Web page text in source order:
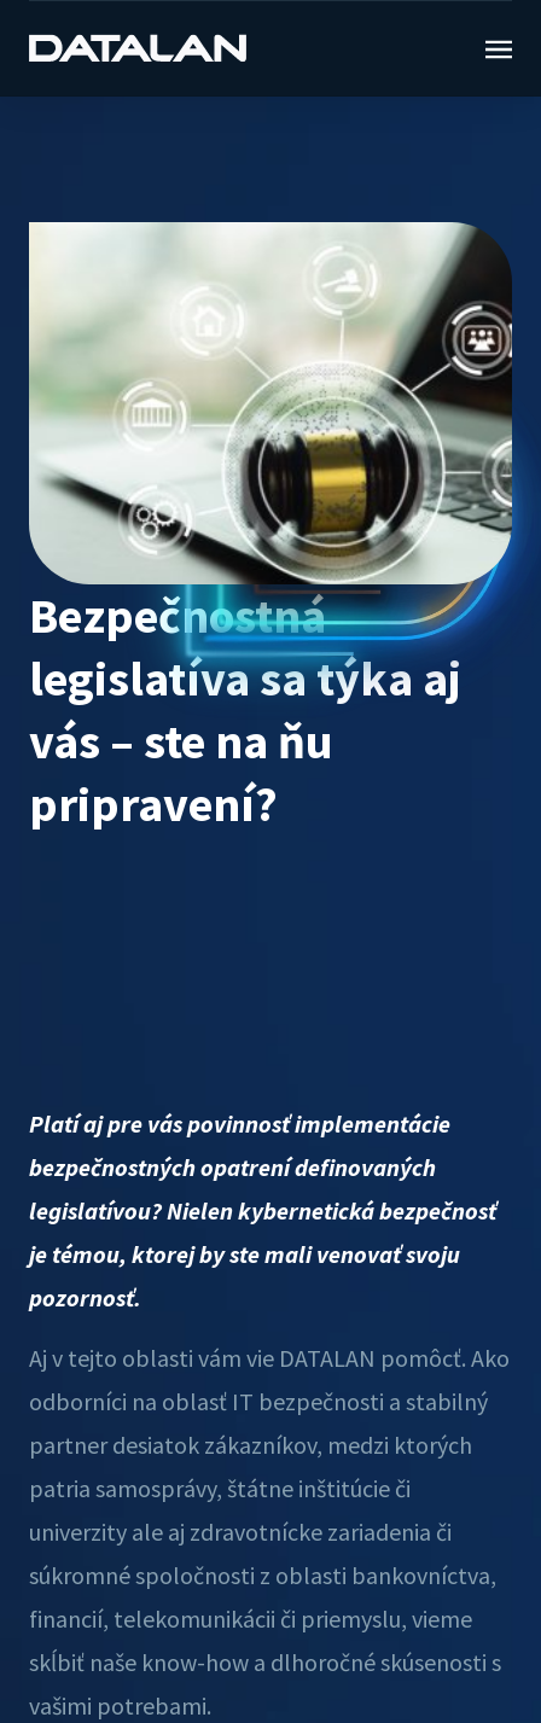
Bezpečnostná
legislatíva sa týka aj
vás – ste na ňu
pripravení?
Platí aj pre vás povinnosť implementácie
bezpečnostných opatrení definovaných
legislatívou? Nielen kybernetická bezpečnosť
je témou, ktorej by ste mali venovať svoju
pozornosť.
Aj v tejto oblasti vám vie DATALAN pomôcť. Ako
odborníci na oblasť IT bezpečnosti a stabilný
partner desiatok zákazníkov, medzi ktorých
patria samosprávy, štátne inštitúcie či
univerzity ale aj zdravotnícke zariadenia či
súkromné spoločnosti z oblasti bankovníctva,
financií, telekomunikácii či priemyslu, vieme
skĺbiť naše know-how a dlhoročné skúsenosti s
vašimi potrebami.